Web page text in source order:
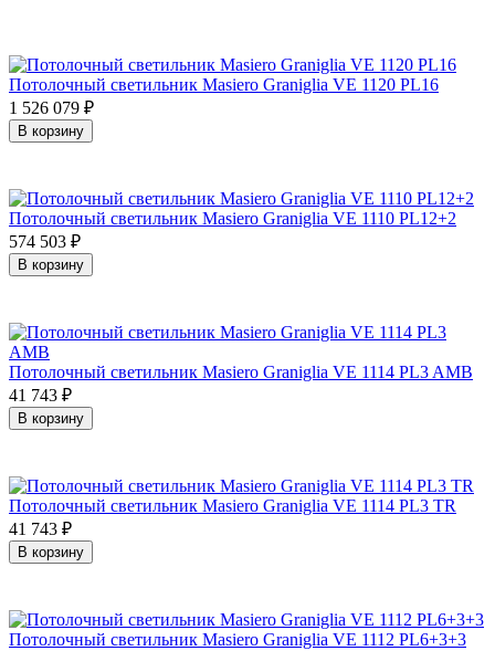
Потолочный светильник Masiero Graniglia VE 1120 PL16
1 526 079 ₽
В корзину
Потолочный светильник Masiero Graniglia VE 1110 PL12+2
574 503 ₽
В корзину
Потолочный светильник Masiero Graniglia VE 1114 PL3 AMB
41 743 ₽
В корзину
Потолочный светильник Masiero Graniglia VE 1114 PL3 TR
41 743 ₽
В корзину
Потолочный светильник Masiero Graniglia VE 1112 PL6+3+3